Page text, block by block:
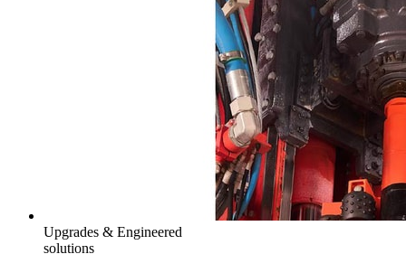
Upgrades & Engineered
solutions